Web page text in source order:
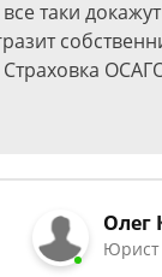
все таки
Олег
Юрист